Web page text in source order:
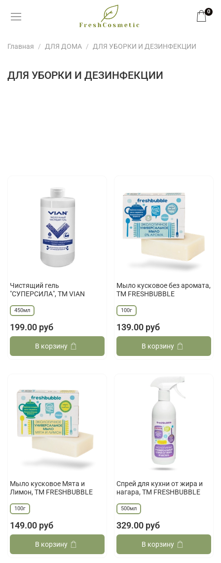
0
Главная ДЛЯ ДОМА ДЛЯ УБОРКИ И ДЕЗИНФЕКЦИИ
ДЛЯ УБОРКИ И ДЕЗИНФЕКЦИИ
Чистящий гель
"СУПЕРСИЛА", ТМ VIAN
450мл
199.00 руб
В корзину
Мыло кусковое без аромата,
ТМ FRESHBUBBLE
100г
139.00 руб
В корзину
Мыло кусковое Мята и
Лимон, ТМ FRESHBUBBLE
100г
149.00 руб
В корзину
Спрей для кухни от жира и
нагара, ТМ FRESHBUBBLE
500мл
329.00 руб
В корзину